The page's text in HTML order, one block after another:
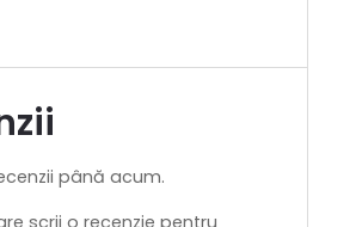
până acum.
scrii o recenzie pentru